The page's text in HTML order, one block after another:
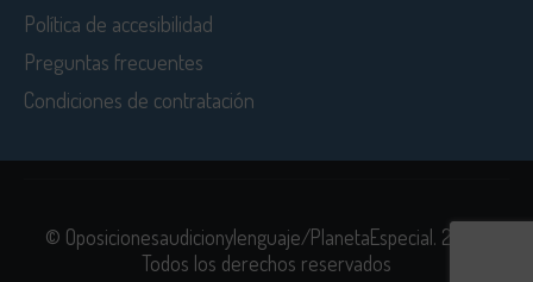
Política de accesibilidad
Preguntas frecuentes
Condiciones de contratación
© Oposicionesaudicionylenguaje/PlanetaEspecial. 2026.
Todos los derechos reservados